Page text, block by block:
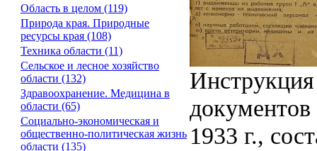
Область в целом (119)
Природа края. Природные
ресурсы края (108)
Техника области (11)
Сельское и лесное хозяйство
области (132)
Здравоохранение. Медицина в
области (65)
Социально-экономическая и
общественно-политическая жизнь
области (135)
1933 г.,